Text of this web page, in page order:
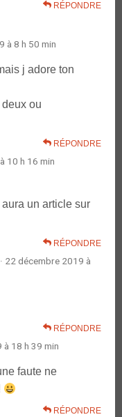
RÉPONDRE
à 8 h 50 min
j adore ton
ou
RÉPONDRE
10 h 16 min
un article sur
RÉPONDRE
· 22 décembre 2019 à
RÉPONDRE
à 18 h 39 min
faute ne
RÉPONDRE